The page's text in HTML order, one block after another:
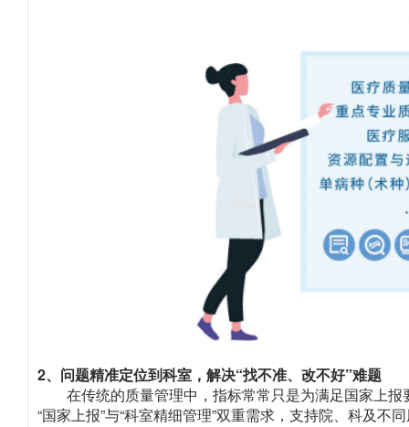
2、问题精准定位到科室，解决“找不准、改不好”难题
在传统的质量管理中，指标常常只是为满足国家上
“国家上报”与“科室精细管理”双重需求，支持院、科及